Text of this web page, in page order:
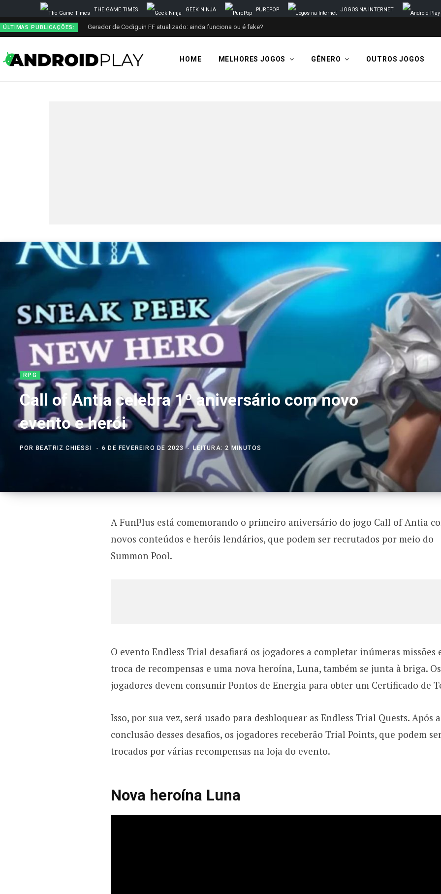
THE GAME TIMES GEEK NINJA PUREPOP JOGOS NA INTERNET
ÚLTIMAS PUBLICAÇÕES: Gerador de Codiguin FF atualizado: ainda funciona ou é fake?
HOME MELHORES JOGOS GÊNERO OUTROS JOGOS
RPG
Call of Antia celebra 1º aniversário com novo
evento e herói
POR BEATRIZ CHIESSI 6 DE FEVEREIRO DE 2023 LEITURA: 2 MINUTOS
A FunPlus está comemorando o primeiro aniversário do jogo Call of Antia
novos conteúdos e heróis lendários, que podem ser recrutados por meio do
Summon Pool.
O evento Endless Trial desafiará os jogadores a completar inúmeras missões
troca de recompensas e uma nova heroína, Luna, também se junta à briga. Os
jogadores devem consumir Pontos de Energia para obter um Certificado de
Isso, por sua vez, será usado para desbloquear as Endless Trial Quests. Após a
conclusão desses desafios, os jogadores receberão Trial Points, que podem
trocados por várias recompensas na loja do evento.
Nova heroína Luna